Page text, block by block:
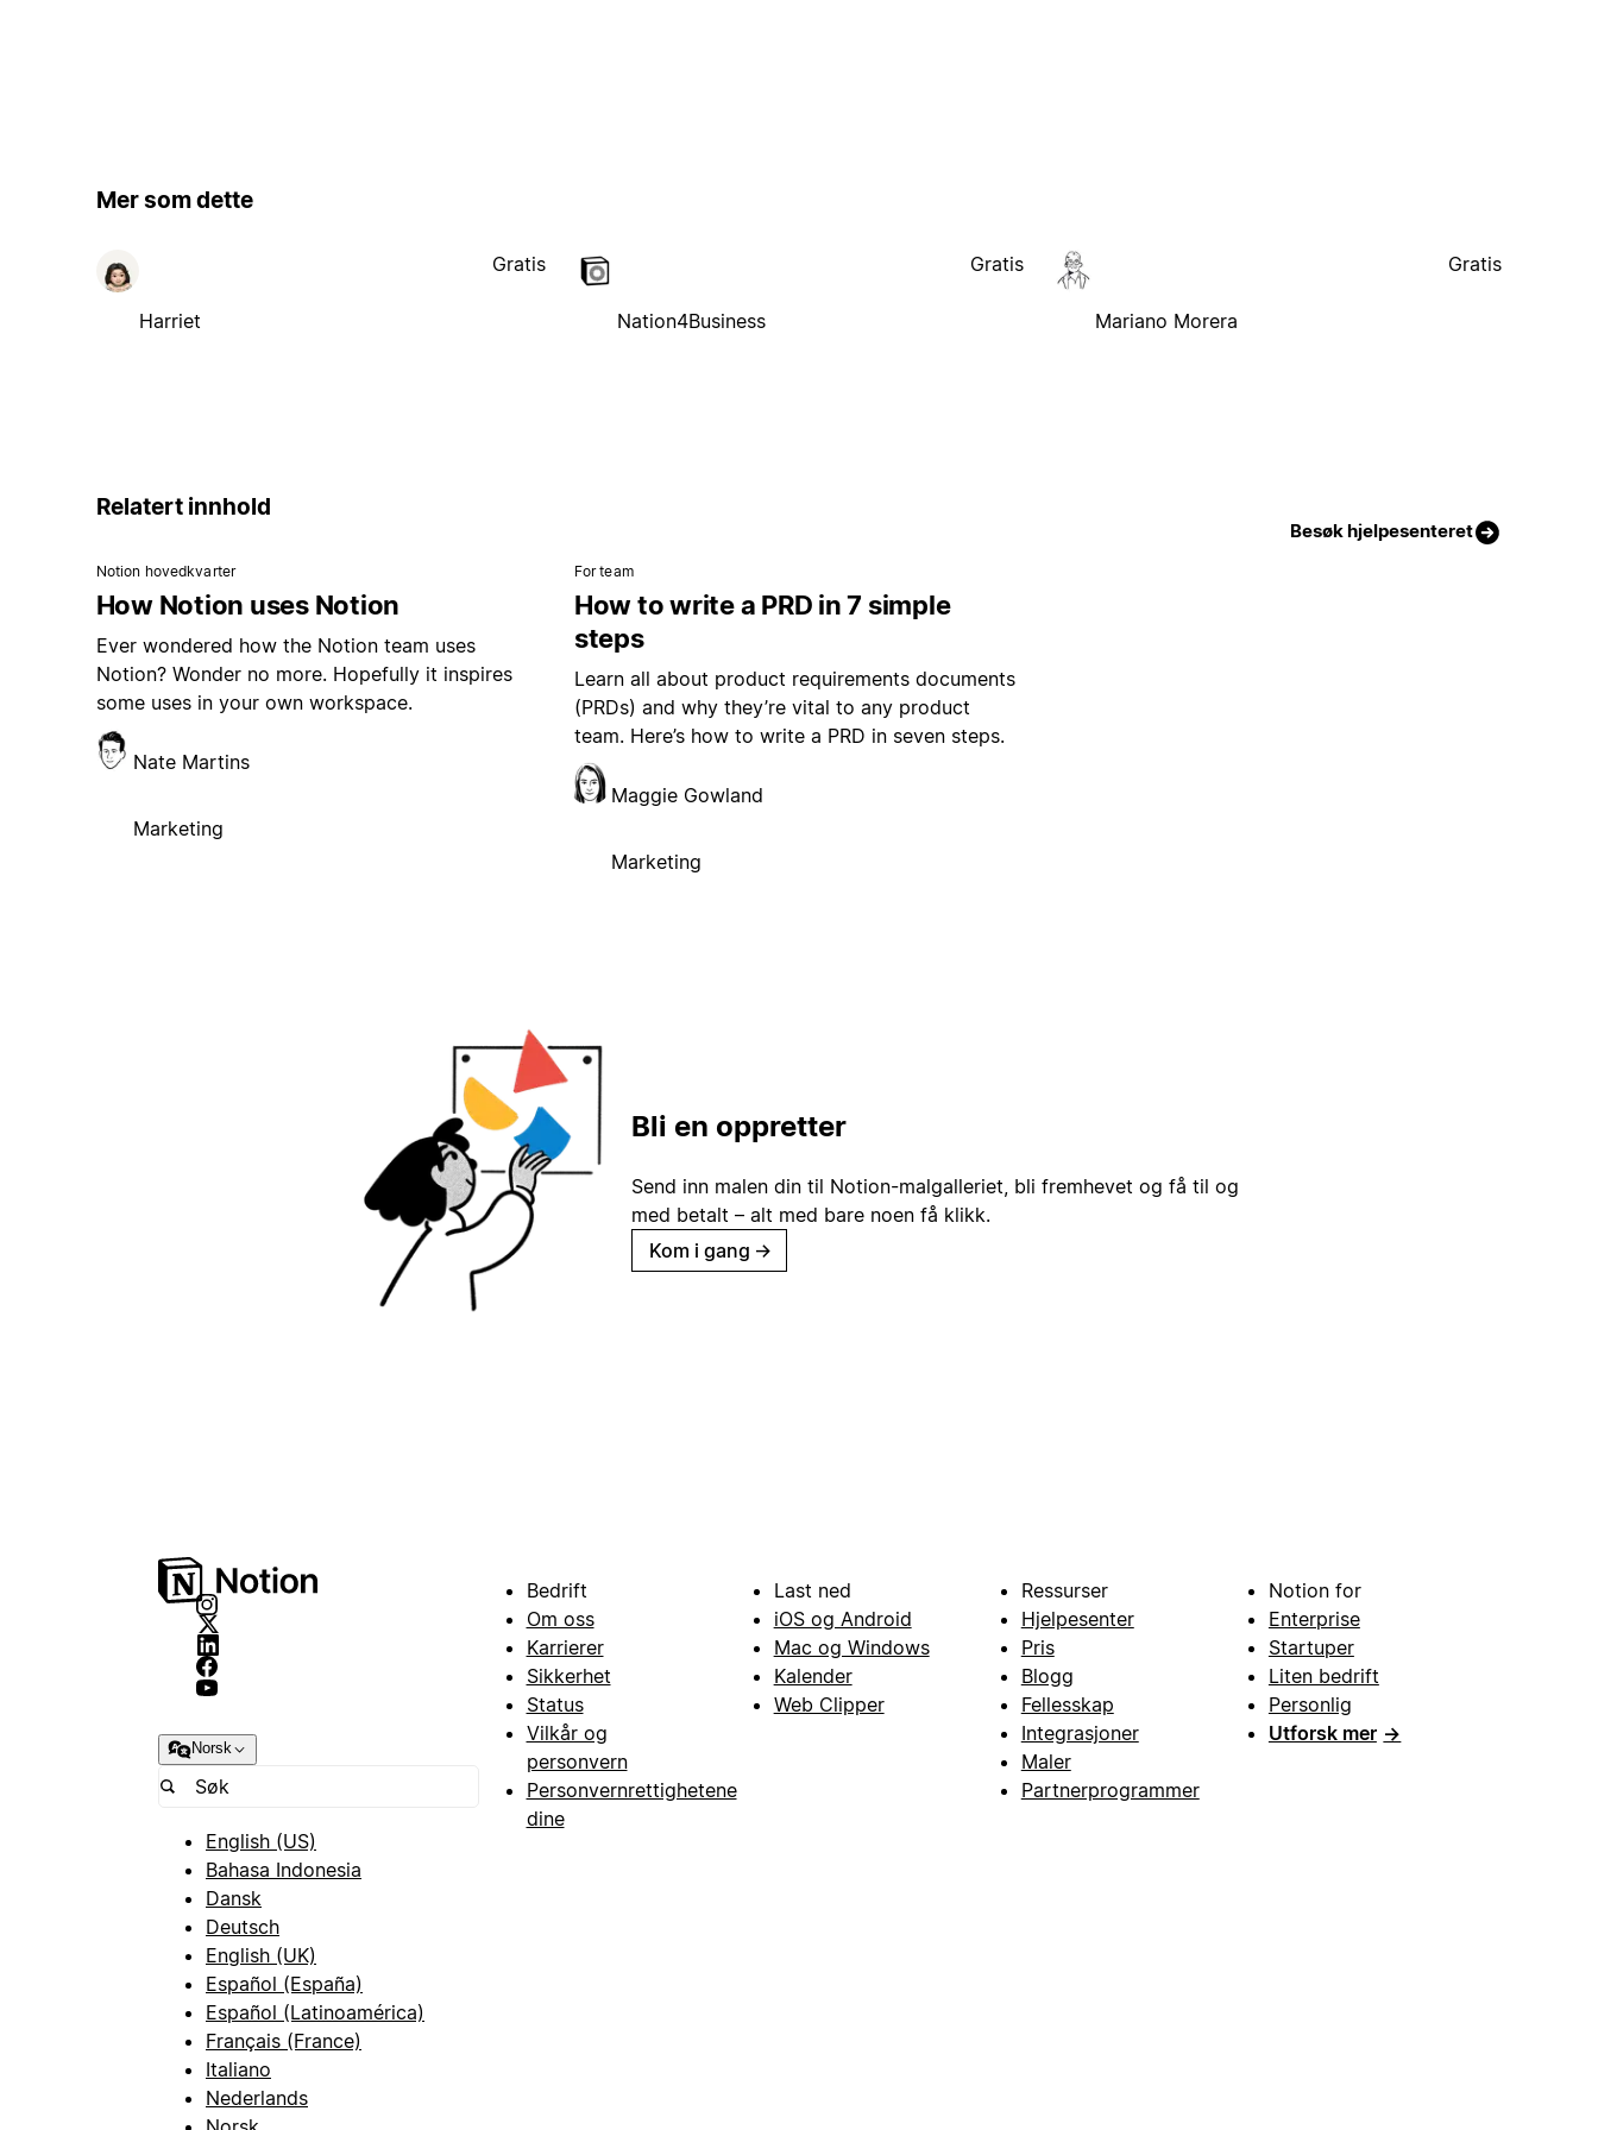
Mer som dette
Harriet
Gratis
Nation4Business
Gratis
Mariano Morera
Gratis
Relatert innhold
Besøk hjelpesenteret
Notion hovedkvarter
How Notion uses Notion
Ever wondered how the Notion team uses
Notion? Wonder no more. Hopefully it inspires
some uses in your own workspace.
Nate Martins
Marketing
For team
How to write a PRD in 7 simple
steps
Learn all about product requirements documents
(PRDs) and why they’re vital to any product
team. Here’s how to write a PRD in seven steps.
Maggie Gowland
Marketing
Bli en oppretter
Send inn malen din til Notion-malgalleriet, bli fremhevet og få til og
med betalt – alt med bare noen få klikk.
Kom i gang →
Norsk
English (US)
Bahasa Indonesia
Dansk
Deutsch
English (UK)
Español (España)
Español (Latinoamérica)
Français (France)
Italiano
Nederlands
Bedrift
Om oss
Karrierer
Sikkerhet
Status
Vilkår og
personvern
Personvernrettighetene
dine
Last ned
iOS og Android
Mac og Windows
Kalender
Web Clipper
Ressurser
Hjelpesenter
Pris
Blogg
Fellesskap
Integrasjoner
Maler
Partnerprogrammer
Notion for
Enterprise
Startuper
Liten bedrift
Personlig
Utforsk mer →